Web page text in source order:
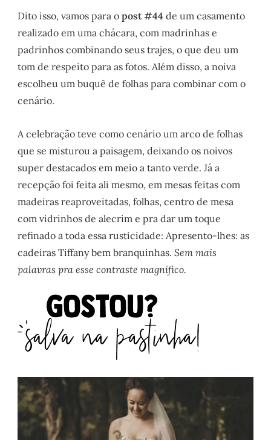
Dito isso, vamos para opost #44de um casamento
realizado em uma chácara, com madrinhas e
padrinhos combinando seus trajes, o que deu um
tom de respeito para as fotos. Além disso, a noiva
escolheu um buquê de folhas para combinar com o
cenário.
A celebração teve como cenário um arco de folhas
que se misturou a paisagem, deixando os noivos
super destacados em meio a tanto verde. Já a
recepção foi feita ali mesmo, em mesas feitas com
madeiras reaproveitadas, folhas, centro de mesa
com vidrinhos de alecrim e pra dar um toque
refinado a toda essa rusticidade: Apresento-lhes: as
cadeiras Tiffany bem branquinhas.Sem mais
palavras pra esse contraste magnífico.